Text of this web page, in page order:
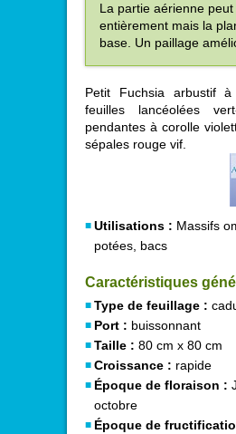
La partie aérienne
entièrement mais la
base. Un paillage
Petit Fuchsia arbustif à
feuilles lancéolées
pendantes à corolle
sépales rouge vif.
Utilisations : Massifs
potées, bacs
Caractéristiques
Type de feuillage :
Port : buissonnant
Taille : 80 cm x 80 cm
Croissance : rapide
Époque de floraison :
octobre
Époque de